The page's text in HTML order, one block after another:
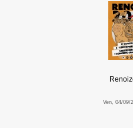
Ven, 04/09/